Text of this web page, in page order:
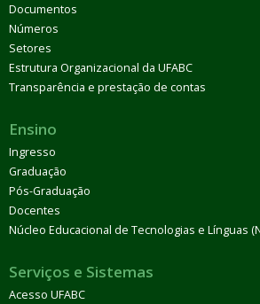
Documentos
Números
Setores
Estrutura Organizacional da UFABC
Transparência e prestação de contas
Ensino
Ingresso
Graduação
Pós-Graduação
Docentes
Núcleo Educacional de Tecnologias e Línguas
Serviços e Sistemas
Acesso UFABC